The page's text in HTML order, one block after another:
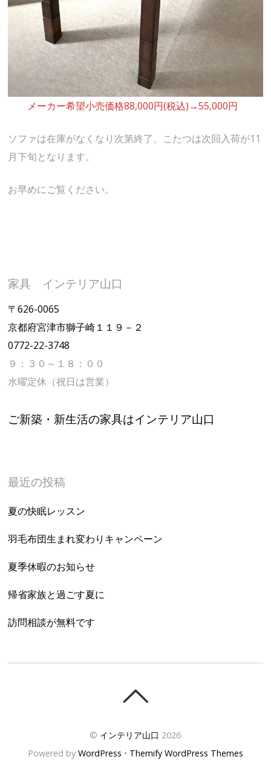
メーカー希望小売価格88,000円(税込)→55,000円
ソファは在庫がなくなり次第終了、こたつは次回入荷が11
月下旬となります。
お早めにご覧ください。
家具 インテリア山口
〒626-0065
京都府宮津市獅子崎１１９－２
0772-22-3748
９：３０～１８：００
水曜定休（祝日は営業）
ご新築・新生活の家具はインテリア山口
最近の投稿
夏の快眠レッスン
羽毛布団生まれ変わりキャンペーン
夏季休暇のお知らせ
帰省家族と過ごす夏に
訪問相談が無料です
© インテリア山口 2026
Powered by WordPress • Themify WordPress Themes